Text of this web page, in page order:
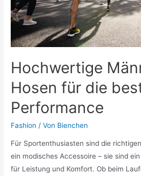
exklusiver
Ohrringe
Hochwertige
Hosen für die
Performance
Fashion / Von Bienchen
Für Sportenthusiasten sind die
ein modisches Accessoire – sie sind
für Leistung und Komfort. Ob beim